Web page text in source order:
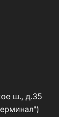
ш., д.35